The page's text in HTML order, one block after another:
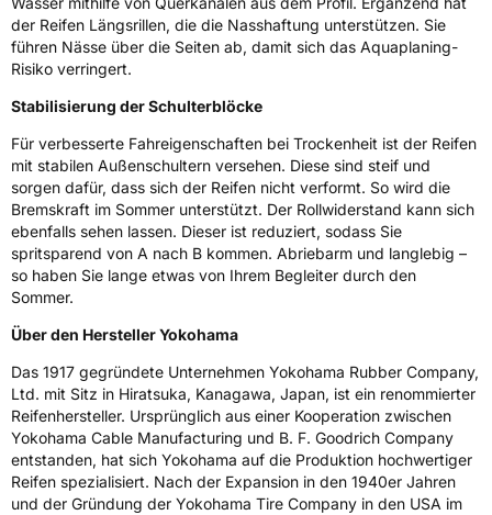
3PMSF / Schneeflockensymbol / Alpine-SymbolNein
647825
Allgemeine Produktsicherheit (GPSR)
HerstellerkontaktYokohama Europe GmbH, Monschauer Str.
12 40549 Düsseldorf, Deutschland,
www.yokohama.eu
der Reifen Längsrillen, die die Nasshaftung unterstützen. Sie
führen Nässe über die Seiten ab, damit sich das Aquaplaning-
Risiko verringert.
Stabilisierung der Schulterblöcke
Für verbesserte Fahreigenschaften bei Trockenheit ist der Reifen
mit stabilen Außenschultern versehen. Diese sind steif und
sorgen dafür, dass sich der Reifen nicht verformt. So wird die
Bremskraft im Sommer unterstützt. Der Rollwiderstand kann sich
ebenfalls sehen lassen. Dieser ist reduziert, sodass Sie
spritsparend von A nach B kommen. Abriebarm und langlebig –
so haben Sie lange etwas von Ihrem Begleiter durch den
Sommer.
Über den Hersteller Yokohama
Das 1917 gegründete Unternehmen Yokohama Rubber Company,
Ltd. mit Sitz in Hiratsuka, Kanagawa, Japan, ist ein renommierter
Reifenhersteller. Ursprünglich aus einer Kooperation zwischen
Yokohama Cable Manufacturing und B. F. Goodrich Company
entstanden, hat sich Yokohama auf die Produktion hochwertiger
Reifen spezialisiert. Nach der Expansion in den 1940er Jahren
und der Gründung der Yokohama Tire Company in den USA im